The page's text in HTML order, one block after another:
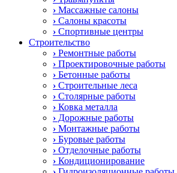
› Массажные салоны
› Салоны красоты
› Спортивные центры
Строительство
› Ремонтные работы
› Проектировочные работы
› Бетонные работы
› Строительные леса
› Столярные работы
› Ковка металла
› Дорожные работы
› Монтажные работы
› Буровые работы
› Отделочные работы
› Кондиционирование